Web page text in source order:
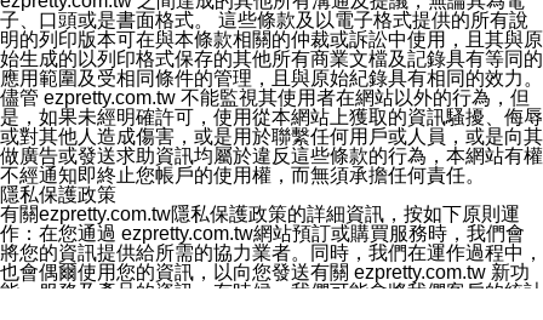
子、口頭或是書面格式。 這些條款及以電子格式提供的所有說
明的列印版本可在與本條款相關的仲裁或訴訟中使用，且其與原
始生成的以列印格式保存的其他所有商業文檔及記錄具有等同的
應用範圍及受相同條件的管理，且與原始紀錄具有相同的效力。
儘管 ezpretty.com.tw 不能監視其使用者在網站以外的行為，但
是，如果未經明確許可，使用從本網站上獲取的資訊騷擾、侮辱
或對其他人造成傷害，或是用於聯繫任何用戶或人員，或是向其
做廣告或發送求助資訊均屬於違反這些條款的行為，本網站有權
不經通知即終止您帳戶的使用權，而無須承擔任何責任。
隱私保護政策
有關ezpretty.com.tw隱私保護政策的詳細資訊，按如下原則運
作：在您通過 ezpretty.com.tw網站預訂或購買服務時，我們會
將您的資訊提供給所需的協力業者。同時，我們在運作過程中，
也會偶爾使用您的資訊，以向您發送有關 ezpretty.com.tw 新功
能、服務及產品的資訊。有時候，我們可能會將我們客戶的統計